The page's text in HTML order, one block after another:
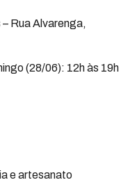
Rua Alvarenga,
(28/06): 12h às 19h
e artesanato